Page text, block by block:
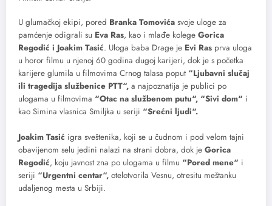
U glumačkoj ekipi, pored Branka Tomovića svoje uloge za
pamćenje odigrali su Eva Ras, kao i mlađe kolege Gorica
Regodić i Joakim Tasić. Uloga baba Drage je Evi Ras prva uloga
u horor filmu u njenoj 60 godina dugoj karijeri, dok je s početka
karijere glumila u filmovima Crnog talasa poput “Ljubavni slučaj
ili tragedija službenice PTT“, a najpoznatija je publici po
ulogama u filmovima “Otac na službenom putu“, “Sivi dom“ i
kao Simina vlasnica Smiljka u seriji “Srećni ljudi“.
Joakim Tasić igra sveštenika, koji se u čudnom i pod velom tajni
obavijenom selu jedini nalazi na strani dobra, dok je Gorica
Regodić, koju javnost zna po ulogama u filmu “Pored mene“ i
seriji “Urgentni centar“, otelotvorila Vesnu, otresitu meštanku
udaljenog mesta u Srbiji.